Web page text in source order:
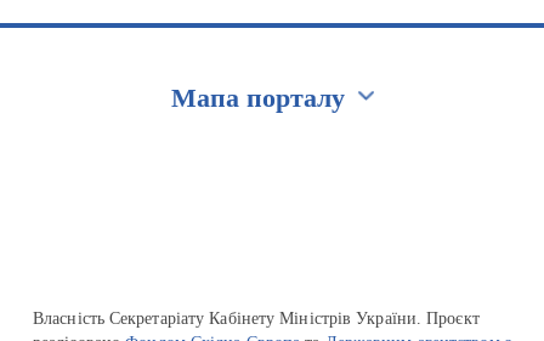
Мапа порталу
Власність Секретаріату Кабінету Міністрів України. Проєкт